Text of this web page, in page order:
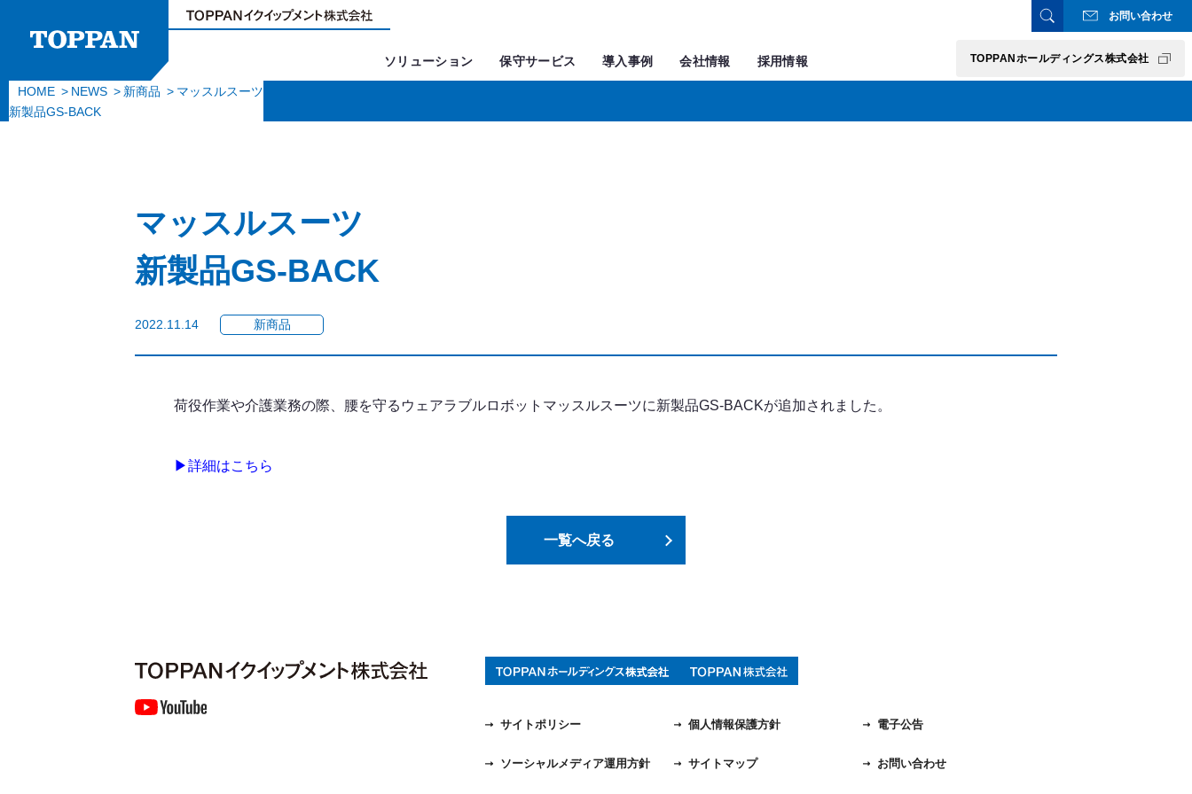
お問い合わせ
TOPPANホールディングス株式会社
ソリューション 保守サービス 導入事例 会社情報 採用情報
HOME NEWS 新商品
マッスルスーツ
新製品GS-BACK
マッスルスーツ
新製品GS-BACK
2022.11.14 新商品
荷役作業や介護業務の際、腰を守るウェアラブルロボットマッスルスーツに新製品GS-BACKが追加されました。
▶︎詳細はこちら
一覧へ戻る
サイトポリシー 個人情報保護方針 電子公告
ソーシャルメディア運用方針 サイトマップ お問い合わせ